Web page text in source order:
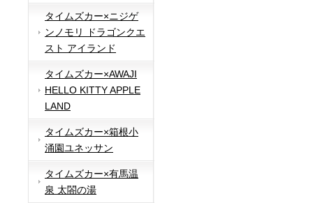
タイムズカー×ニジゲ
ンノモリ ドラゴンクエ
スト アイランド
タイムズカー×AWAJI
HELLO KITTY APPLE
LAND
タイムズカー×箱根小
涌園ユネッサン
タイムズカー×有馬温
泉 太閤の湯